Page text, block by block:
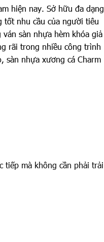
hiện nay. Sở hữu đa dạng
tốt nhu cầu của người tiêu
sàn nhựa hèm khóa giả
rãi trong nhiều công trình
sàn nhựa xương cá Charm
tiếp mà không cần phải trải